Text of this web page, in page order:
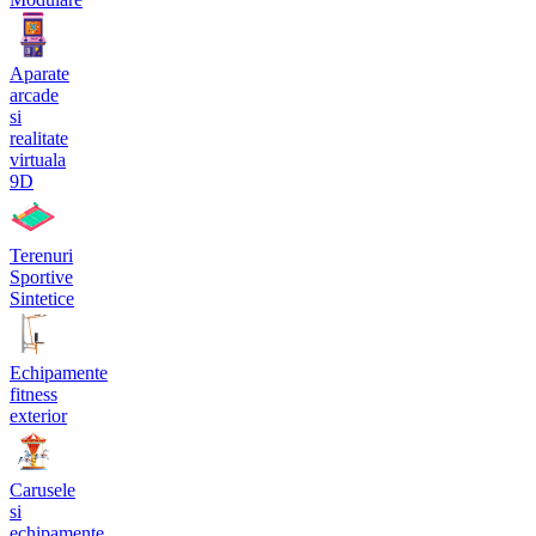
Aparate
arcade
si
realitate
virtuala
9D
Terenuri
Sportive
Sintetice
Echipamente
fitness
exterior
Carusele
si